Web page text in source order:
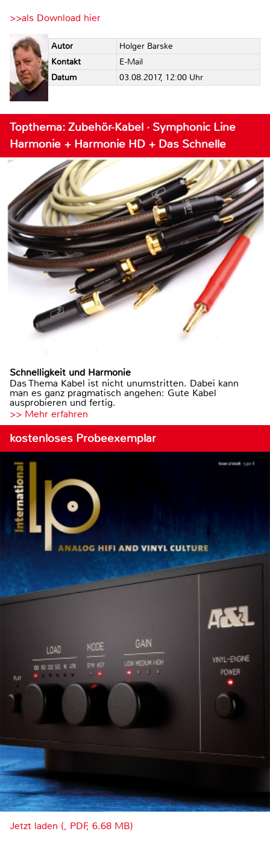
>>als Download hier
Autor
Holger Barske
Kontakt
E-Mail
Datum
03.08.2017, 12:00 Uhr
Topthema: Zubehör-Kabel · Symphonic Line
Harmonie + Harmonie HD + Das Schnelle
Schnelligkeit und Harmonie
Das Thema Kabel ist nicht unumstritten. Dabei kann
man es ganz pragmatisch angehen: Gute Kabel
ausprobieren und fertig.
>> Mehr erfahren
kostenloses Probeexemplar
Jetzt laden (, PDF, 6.68 MB)